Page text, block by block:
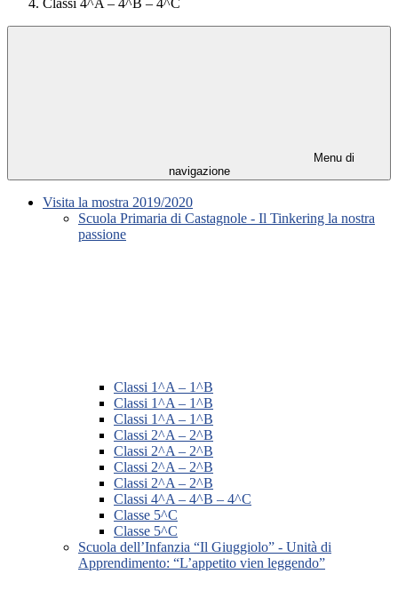
Classi 4^A – 4^B – 4^C
Menu di
navigazione
Visita la mostra 2019/2020
Scuola Primaria di Castagnole - Il Tinkering la nostra
passione
Classi 1^A – 1^B
Classi 1^A – 1^B
Classi 1^A – 1^B
Classi 2^A – 2^B
Classi 2^A – 2^B
Classi 2^A – 2^B
Classi 2^A – 2^B
Classi 4^A – 4^B – 4^C
Classe 5^C
Classe 5^C
Scuola dell’Infanzia “Il Giuggiolo” - Unità di
Apprendimento: “L’appetito vien leggendo”